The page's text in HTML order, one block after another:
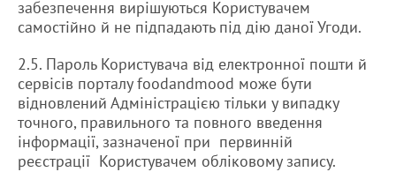
забезпечення вирішуються Користувачем
самостійно й не підпадають під дію даної Угоди.
2.5. Пароль Користувача від електронної пошти й
сервісів порталу foodandmood може бути
відновлений Адміністрацією тільки у випадку
точного, правильного та повного введення
інформації, зазначеної при первинній
реєстрації Користувачем обліковому запису.